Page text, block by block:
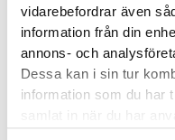
vidarebefordrar även
information från din
annons- och
Dessa kan i sin tur
information som du har
samlat in när du har